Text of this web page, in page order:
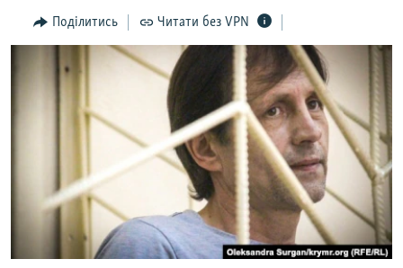
ВСЕ ЗА ДЕНЬ
СПЕЦПРОЕКТИ
ВІДЕОУРОКИ «ELIFBE»
СВІДЧЕННЯ ОКУПАЦІЇ
УКРАЇНСЬКА ПРОБЛЕМА КРИМУ
ЯК ОБІЙТИ БЛОКУВАННЯ
Поділитись Читати без VPN